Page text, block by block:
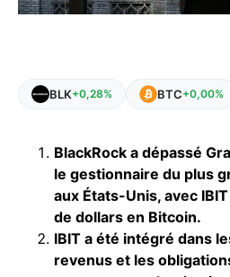
BLK+0,28% BTC+0,00%
BlackRock a dépassé
le gestionnaire du plus
aux États-Unis, avec
de dollars en Bitcoin.
IBIT a été intégré dans
revenus et les